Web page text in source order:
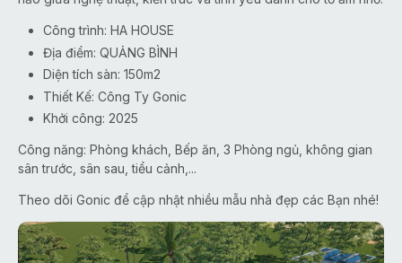
Công trình: HA HOUSE
Địa điểm: QUẢNG BÌNH
Diện tích sàn: 150m2
Thiết Kế: Công Ty Gonic
Khởi công: 2025
Công năng: Phòng khách, Bếp ăn, 3 Phòng ngủ, không gian
sân trước, sân sau, tiểu cảnh,...
Theo dõi Gonic để cập nhật nhiều mẫu nhà đẹp các Bạn nhé!